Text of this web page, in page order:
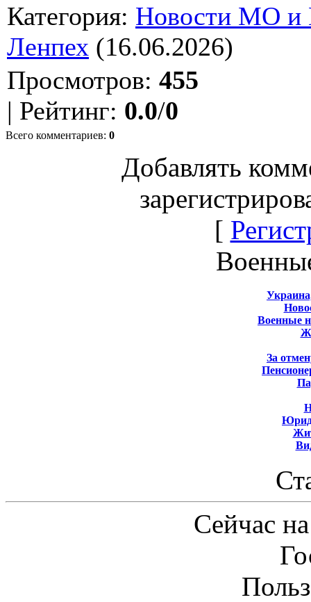
Категория: Новости МО
Ленпех (16.06.2026)
Просмотров: 455
| Рейтинг: 0.0/0
Всего комментариев: 0
Добавлять
[
Военные
За
Сейчас